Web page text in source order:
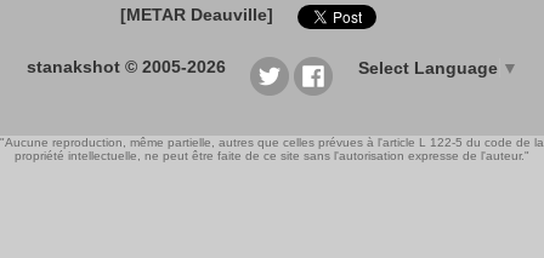
[METAR Deauville]
stanakshot © 2005-2026 Select Language ▼
"Aucune reproduction, même partielle, autres que celles prévues à l'article L 122-5 du code de la
propriété intellectuelle, ne peut être faite de ce site sans l'autorisation expresse de l'auteur."